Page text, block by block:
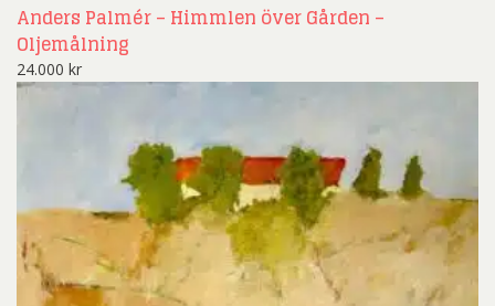
Anders Palmér – Himmlen över Gården –
Oljemålning
24.000 kr